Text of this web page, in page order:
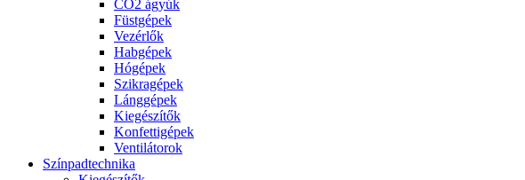
CO2 ágyúk
Füstgépek
Vezérlők
Habgépek
Hógépek
Szikragépek
Lánggépek
Kiegészítők
Konfettigépek
Ventilátorok
Színpadtechnika